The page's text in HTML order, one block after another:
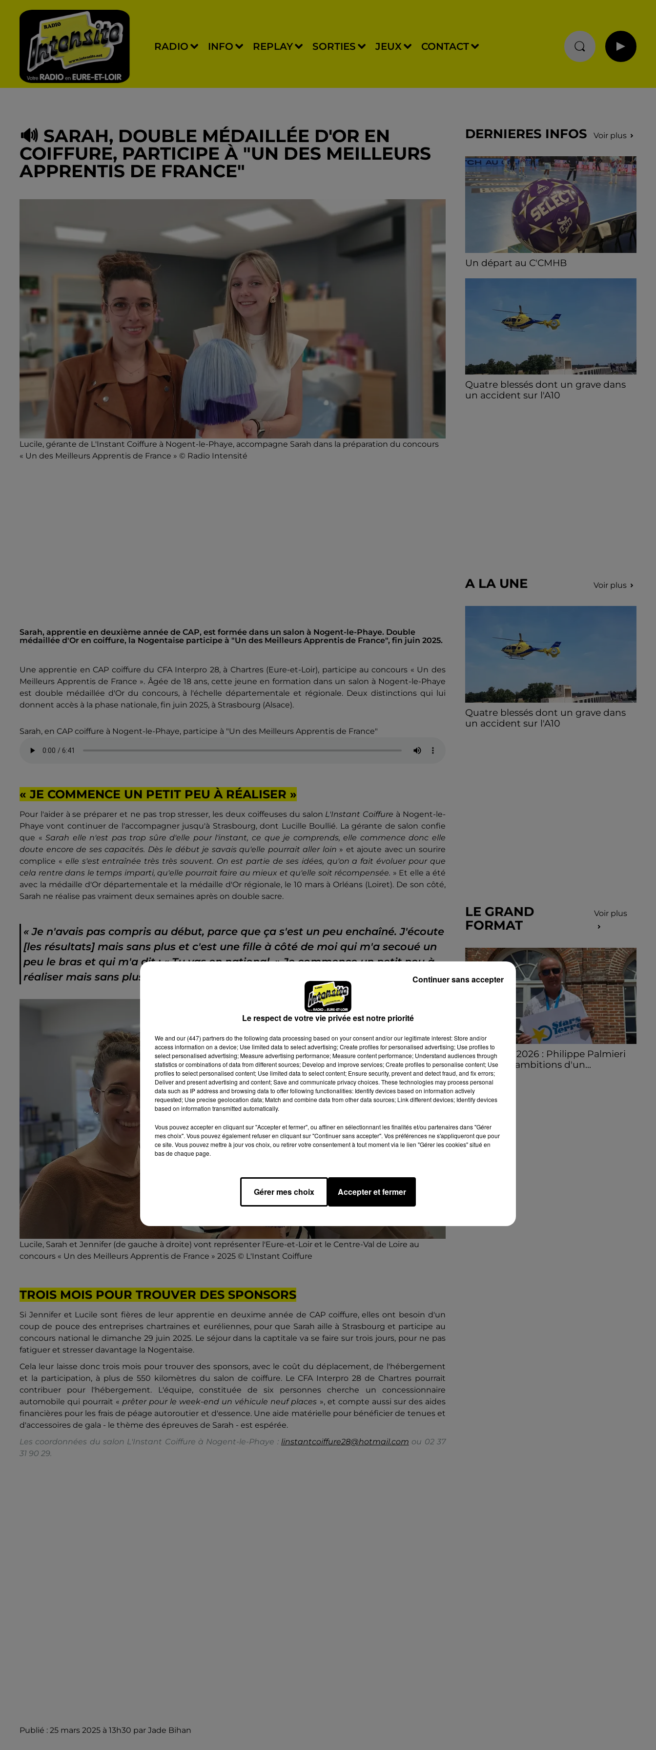
RADIO INFO REPLAY SORTIES JEUX CONTACT
🔊 SARAH, DOUBLE MÉDAILLÉE D'OR EN
COIFFURE, PARTICIPE À "UN DES MEILLEURS
APPRENTIS DE FRANCE"
Lucile, gérante de L'Instant Coiffure à Nogent-le-Phaye, accompagne Sarah dans la préparation du concours
« Un des Meilleurs Apprentis de France » © Radio Intensité
Sarah, apprentie en deuxième année de CAP, est formée dans un salon à Nogent-le-Phaye. Double
médaillée d'Or en coiffure, la Nogentaise participe à "Un des Meilleurs Apprentis de France", fin juin 2025.
Une apprentie en CAP coiffure du CFA Interpro 28, à Chartres (Eure-et-Loir), participe au concours « Un des
Meilleurs Apprentis de France ». Âgée de 18 ans, cette jeune en formation dans un salon à Nogent-le-Phaye
est double médaillée d'Or du concours, à l'échelle départementale et régionale. Deux distinctions qui lui
donnent accès à la phase nationale, fin juin 2025, à Strasbourg (Alsace).
Sarah, en CAP coiffure à Nogent-le-Phaye, participe à "Un des Meilleurs Apprentis de France"
« JE COMMENCE UN PETIT PEU À RÉALISER »
Pour l'aider à se préparer et ne pas trop stresser, les deux coiffeuses du salon L'Instant Coiffure à Nogent-le-
Phaye vont continuer de l'accompagner jusqu'à Strasbourg, dont Lucille Boullié. La gérante de salon confie
que «Sarah elle n'est pas trop sûre d'elle pour l'instant, ce que je comprends, elle commence donc elle
doute encore de ses capacités. Dès le début je savais qu'elle pourrait aller loin » et ajoute avec un sourire
complice « elle s'est entraînée très très souvent. On est partie de ses idées, qu'on a fait évoluer pour que
cela rentre dans le temps imparti, qu'elle pourrait faire au mieux et qu'elle soit récompensée. » Et elle a été
avec la médaille d'Or départementale et la médaille d'Or régionale, le 10 mars à Orléans (Loiret). De son côté,
Sarah ne réalise pas vraiment deux semaines après on double sacre.
«Je n'avais pas compris au début, parce que ça s'est un peu enchaîné. J'écoute
[les résultats] mais sans plus et c'est une fille à côté de moi qui m'a secoué un
peu le bras et qui m'a dit : «Tu vas en national.» Je commence un petit peu à
réaliser mais sans plus.
Lucile, Sarah et Jennifer (de gauche à droite) vont représenter l'Eure-et-Loir et le Centre-Val de Loire au
concours « Un des Meilleurs Apprentis de France » 2025 © L'Instant Coiffure
TROIS MOIS POUR TROUVER DES SPONSORS
Si Jennifer et Lucile sont fières de leur apprentie en deuxime année de CAP coiffure, elles ont besoin d'un
coup de pouce des entreprises chartraines et euréliennes, pour que Sarah aille à Strasbourg et participe au
concours national le dimanche 29 juin 2025. Le séjour dans la captitale va se faire sur trois jours, pour ne pas
fatiguer et stresser davantage la Nogentaise.
Cela leur laisse donc trois mois pour trouver des sponsors, avec le coût du déplacement, de l'hébergement
et la participation, à plus de 550 kilomètres du salon de coiffure. Le CFA Interpro 28 de Chartres pourrait
contribuer pour l'hébergement. L'équipe, constituée de six personnes cherche un concessionnaire
automobile qui pourrait « prêter pour le week-end un véhicule neuf places », et compte aussi sur des aides
financières pour les frais de péage autoroutier et d'essence. Une aide matérielle pour bénéficier de tenues et
d'accessoires de gala - le thème des épreuves de Sarah - est espérée.
Les coordonnées du salon L'Instant Coiffure à Nogent-le-Phaye : linstantcoiffure28@hotmail.com ou 02 37
31 90 29.
Publié : 25 mars 2025 à 13h30 par Jade Bihan
DERNIERES INFOS Voir plus
Un départ au C'CMHB
Quatre blessés dont un grave dans
un accident sur l'A10
A LA UNE Voir plus
Quatre blessés dont un grave dans
un accident sur l'A10
LE GRAND
FORMAT
Voir plus
Stars'Terre 2026 : Philippe Palmieri
dévoile les ambitions d'un...
À quelques semaines de la première
édition de Stars'Terre, organisée du 18 au 20
septembre 2026 au Château de Courtalain,
Le respect de votre vie privée est notre priorité
We and our (447) partnersdo the following data processing based on your consent and/or our legitimate interest: Store and/or
access information on a device; Use limited data to select advertising; Create profiles for personalised advertising; Use profiles to
select personalised advertising; Measure advertising performance; Measure content performance; Understand audiences through
statistics or combinations of data from different sources; Develop and improve services; Create profiles to personalise content; Use
profiles to select personalised content; Use limited data to select content; Ensure security, prevent and detect fraud, and fix errors;
Deliver and present advertising and content; Save and communicate privacy choices. These technologies may process personal
data such as IP address and browsing data to offer following functionalities: Identify devices based on information actively
requested; Use precise geolocation data; Match and combine data from other data sources; Link different devices; Identify devices
based on information transmitted automatically.
Vous pouvez accepter en cliquant sur "Accepter et fermer", ou affiner en sélectionnant les finalités et/ou partenaires dans "Gérer
mes choix". Vous pouvez également refuser en cliquant sur "Continuer sans accepter". Vos préférences ne s'appliqueront que pour
ce site. Vous pouvez mettre à jour vos choix, ou retirer votre consentement à tout moment via le lien "Gérer les cookies" situé en
bas de chaque page.
Gérer mes choix Accepter et fermer
Continuer sans accepter